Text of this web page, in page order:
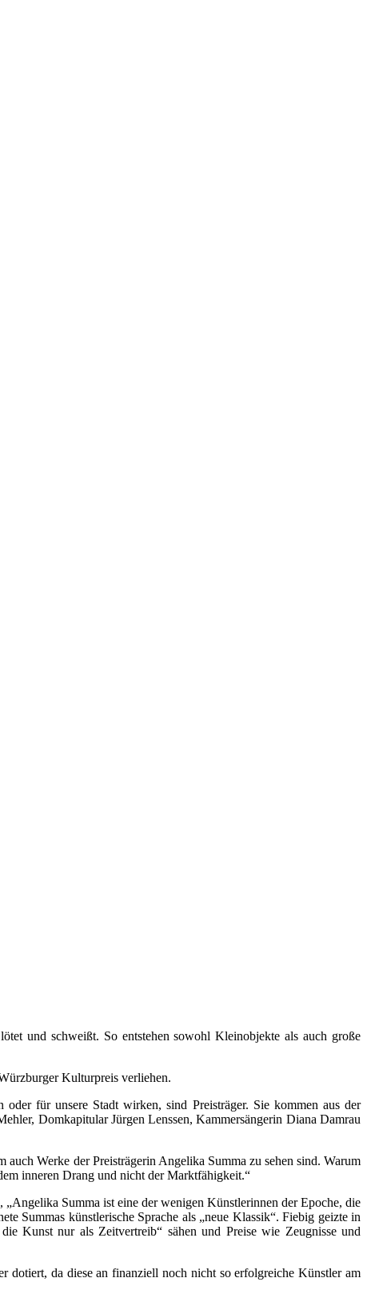
und schweißt. So entstehen sowohl Kleinobjekte als auch große
Kulturpreis verliehen.
für unsere Stadt wirken, sind Preisträger. Sie kommen aus der
Domkapitular Jürgen Lenssen, Kammersängerin Diana Damrau
Werke der Preisträgerin Angelika Summa zu sehen sind. Warum
inneren Drang und nicht der Marktfähigkeit.“
Summa ist eine der wenigen Künstlerinnen der Epoche, die
Summas künstlerische Sprache als „neue Klassik“. Fiebig geizte in
Kunst nur als Zeitvertreib“ sähen und Preise wie Zeugnisse und
dotiert, da diese an finanziell noch nicht so erfolgreiche Künstler am